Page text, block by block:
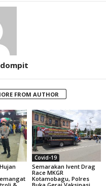
FROM AUTHOR
Covid-19
Semarakan Ivent Drag
Race MKGR
Kotamobagu, Polres